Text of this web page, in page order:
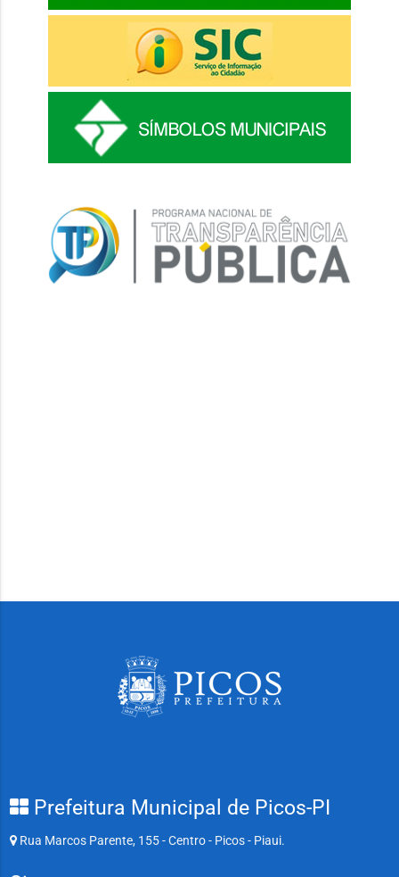
Prefeitura Municipal de Picos-PI
Rua Marcos Parente, 155 - Centro - Picos - Piaui.